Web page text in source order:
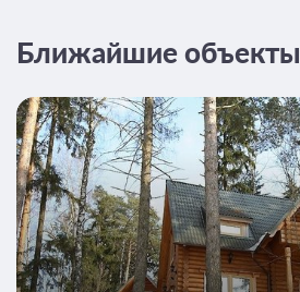
Ближайшие объекты